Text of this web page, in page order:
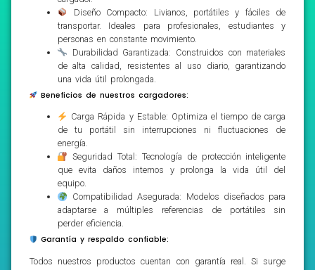
Diseño Compacto: Livianos, portátiles y fáciles de
transportar. Ideales para profesionales, estudiantes y
personas en constante movimiento.
Durabilidad Garantizada: Construidos con materiales
de alta calidad, resistentes al uso diario, garantizando
una vida útil prolongada.
Beneficios de nuestros cargadores:
Carga Rápida y Estable: Optimiza el tiempo de carga
de tu portátil sin interrupciones ni fluctuaciones de
energía.
Seguridad Total: Tecnología de protección inteligente
que evita daños internos y prolonga la vida útil del
equipo.
Compatibilidad Asegurada: Modelos diseñados para
adaptarse a múltiples referencias de portátiles sin
perder eficiencia.
Garantía y respaldo confiable:
Todos nuestros productos cuentan con garantía real. Si surge